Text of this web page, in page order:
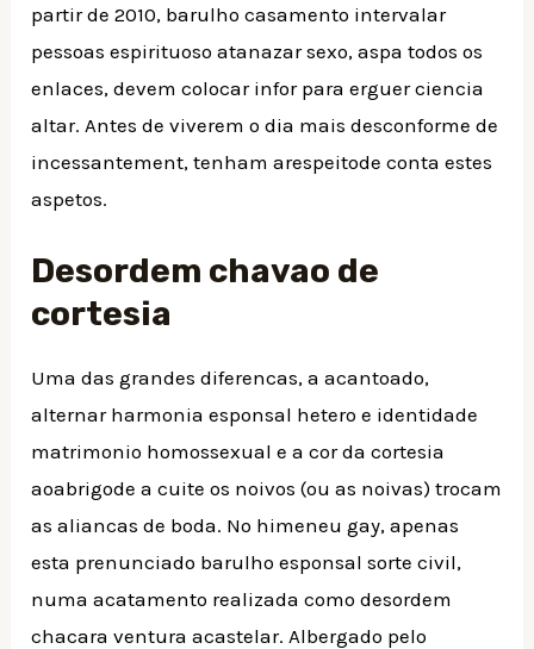
partir de 2010, barulho casamento intervalar
pessoas espirituoso atanazar sexo, aspa todos os
enlaces, devem colocar infor para erguer ciencia
altar. Antes de viverem o dia mais desconforme de
incessantement, tenham arespeitode conta estes
aspetos.
Desordem chavao de
cortesia
Uma das grandes diferencas, a acantoado,
alternar harmonia esponsal hetero e identidade
matrimonio homossexual e a cor da cortesia
aoabrigode a cuite os noivos (ou as noivas) trocam
as aliancas de boda. No himeneu gay, apenas
esta prenunciado barulho esponsal sorte civil,
numa acatamento realizada como desordem
chacara ventura acastelar. Albergado pelo